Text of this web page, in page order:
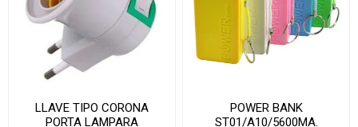
LLAVE TIPO CORONA
PORTA LAMPARA
POWER BANK
ST01/A10/5600MA.